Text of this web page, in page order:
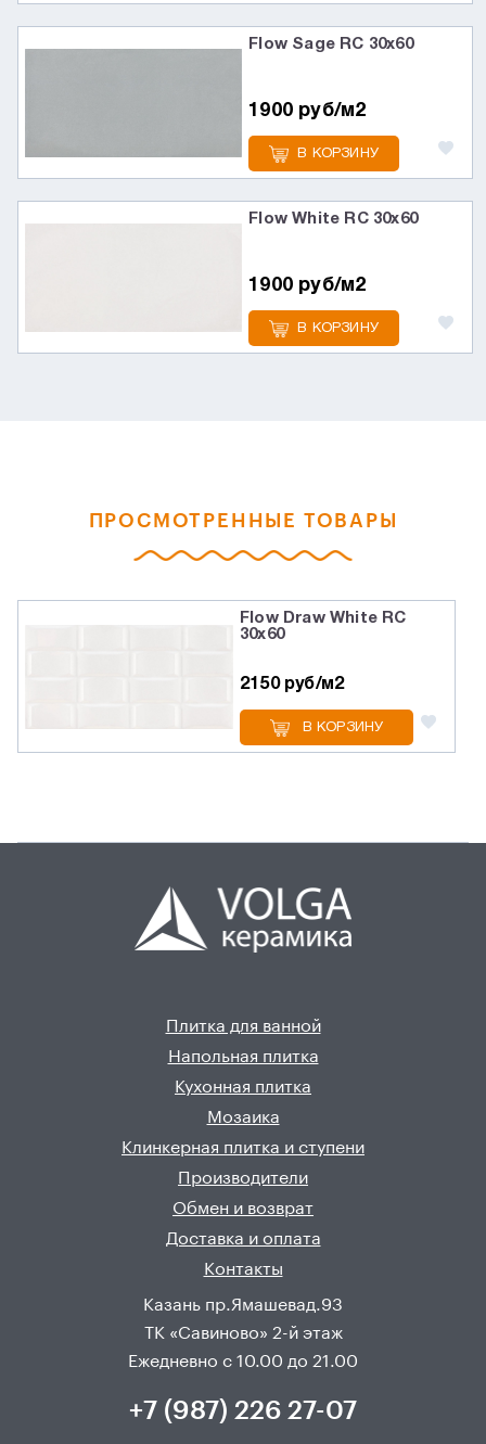
Flow Sage RC 30x60
1900 руб/м2
В КОРЗИНУ
Flow White RC 30x60
1900 руб/м2
В КОРЗИНУ
ПРОСМОТРЕННЫЕ ТОВАРЫ
Flow Draw White RC
30x60
2150 руб/м2
В КОРЗИНУ
Плитка для ванной
Напольная плитка
Кухонная плитка
Мозаика
Клинкерная плитка и ступени
Производители
Обмен и возврат
Доставка и оплата
Контакты
Казань пр.Ямашевад.93
ТК «Савиново» 2-й этаж
Ежедневно с 10.00 до 21.00
+7 (987) 226 27-07